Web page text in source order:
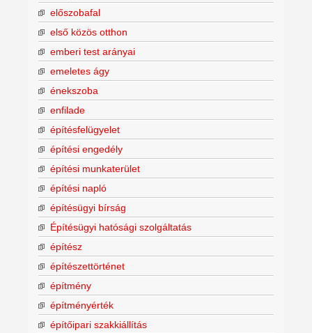
előszobafal
első közös otthon
emberi test arányai
emeletes ágy
énekszoba
enfilade
építésfelügyelet
építési engedély
építési munkaterület
építési napló
építésügyi bírság
Építésügyi hatósági szolgáltatás
építész
építészettörténet
építmény
építményérték
építőipari szakkiállítás